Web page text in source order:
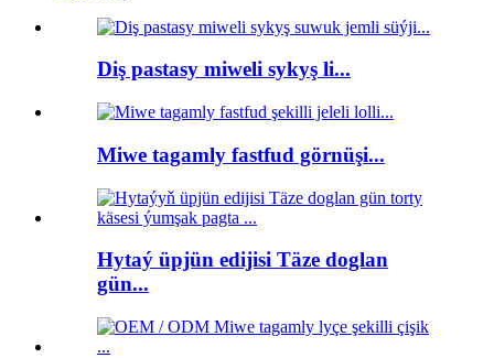
Diş pastasy miweli sykyş li...
Miwe tagamly fastfud görnüşi...
Hytaý üpjün edijisi Täze doglan
gün...